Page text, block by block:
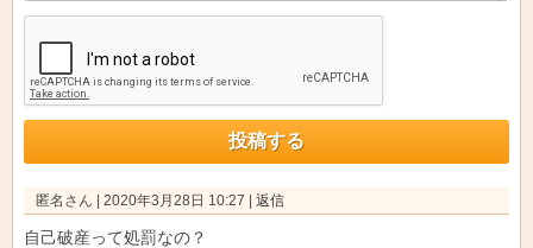
匿名さん | 2020年3月28日 10:27 | 返信
自己破産って処罰なの？